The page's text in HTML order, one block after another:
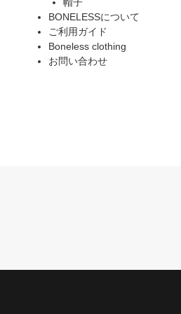
帽子
BONELESSについて
ご利用ガイド
Boneless clothing
お問い合わせ